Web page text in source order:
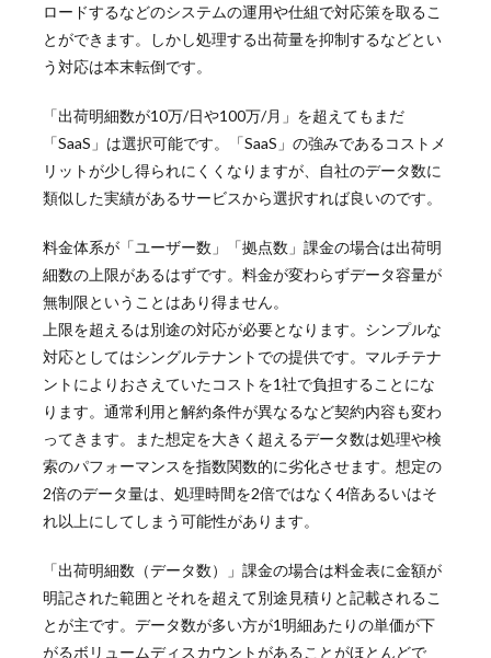
ロードするなどのシステムの運用や仕組で対応策を取るこ
とができます。しかし処理する出荷量を抑制するなどとい
う対応は本末転倒です。
「出荷明細数が10万/日や100万/月」を超えてもまだ
「SaaS」は選択可能です。「SaaS 」の強みであるコストメ
リットが少し得られにくくなりますが、自社のデータ数に
類似した実績があるサービスから選択すれば良いのです。
料金体系が「ユーザー数」「拠点数」課金の場合は出荷明
細数の上限があるはずです。料金が変わらずデータ容量が
無制限ということはあり得ません。
上限を超えるは別途の対応が必要となります。シンプルな
対応としてはシングルテナントでの提供です。マルチテナ
ントによりおさえていたコストを1社で負担することにな
ります。通常利用と解約条件が異なるなど契約内容も変わ
ってきます。また想定を大きく超えるデータ数は処理や検
索のパフォーマンスを指数関数的に劣化させます。想定の
2倍のデータ量は、処理時間を2倍ではなく4倍あるいはそ
れ以上にしてしまう可能性があります。
「出荷明細数（データ数）」課金の場合は料金表に金額が
明記された範囲とそれを超えて別途見積りと記載されるこ
とが主です。データ数が多い方が1明細あたりの単価が下
がるボリュームディスカウントがあることがほとんどで